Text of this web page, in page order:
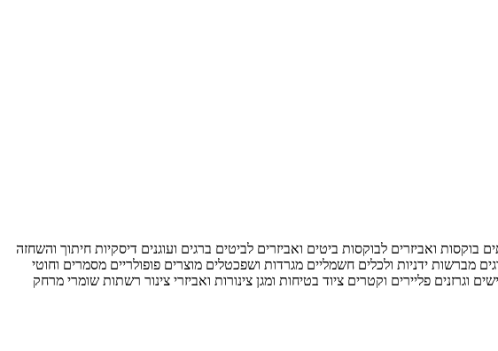
בוקסות ואביזרים לבוקסות ביטים ואביזרים לביטים ברגים ועוגנים דיסקיות חיתוך והשחזה
מברשות ידניות ולכלים חשמליים מגרדות ושפכטלים מוצרים פופולריים מסמרים וחוטי
וגרזנים פליירים וקטרים ציוד בטיחות ומגן צינורות ואביזרי צינור רשתות שומרי מרחק